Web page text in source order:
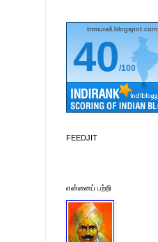
tnmurali.blogspot.com
40/100
FEEDJIT
என்னைப் பற்றி